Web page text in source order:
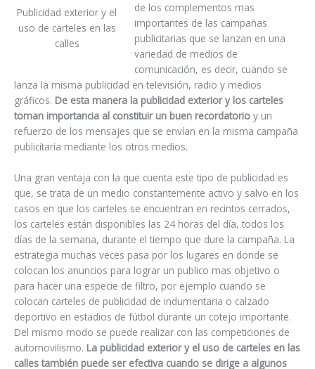
Publicidad exterior y el
uso de carteles en las
calles
de los complementos mas
importantes de las campañas
publicitarias que se lanzan en una
variedad de medios de
comunicación, es decir, cuando se
lanza la misma publicidad en televisión, radio y medios
gráficos. De esta manera la publicidad exterior y los carteles
toman importancia al constituir un buen recordatorio y un
refuerzo de los mensajes que se envían en la misma campaña
publicitaria mediante los otros medios.
Una gran ventaja con la que cuenta este tipo de publicidad es
que, se trata de un medio constantemente activo y salvo en los
casos en que los carteles se encuentran en recintos cerrados,
los carteles están disponibles las 24 horas del día, todos los
días de la semana, durante el tiempo que dure la campaña. La
estrategia muchas veces pasa por los lugares en donde se
colocan los anuncios para lograr un publico mas objetivo o
para hacer una especie de filtro, por ejemplo cuando se
colocan carteles de publicidad de indumentaria o calzado
deportivo en estadios de fútbol durante un cotejo importante.
Del mismo modo se puede realizar con las competiciones de
automovilismo. La publicidad exterior y el uso de carteles en las
calles también puede ser efectiva cuando se dirige a algunos